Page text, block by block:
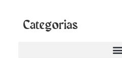
Categorias